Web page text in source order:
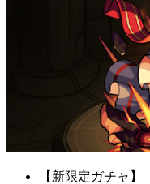
【新限定ガチャ】